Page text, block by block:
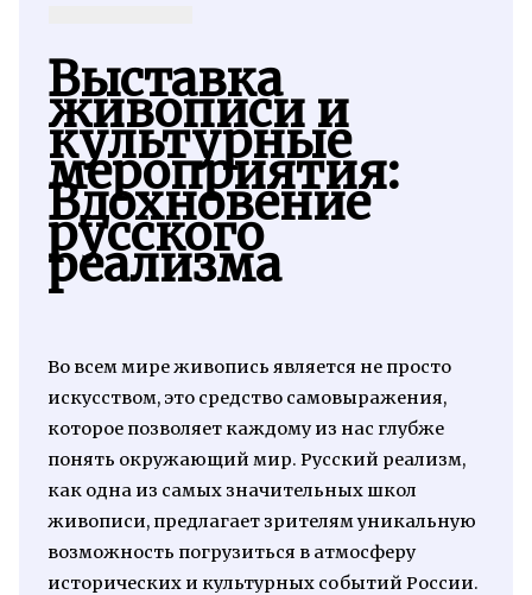
Выставка
живописи и
культурные
мероприятия:
Вдохновение
русского
реализма
Во всем мире живопись является не просто
искусством, это средство самовыражения,
которое позволяет каждому из нас глубже
понять окружающий мир. Русский реализм,
как одна из самых значительных школ
живописи, предлагает зрителям уникальную
возможность погрузиться в атмосферу
исторических и культурных событий России.